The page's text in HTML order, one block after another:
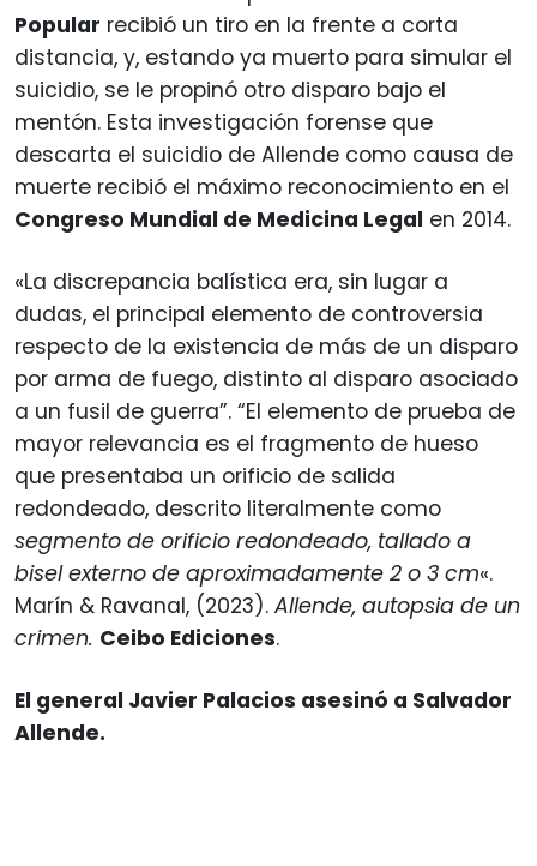
Popular recibió un tiro en la frente a corta
distancia, y, estando ya muerto para simular el
suicidio, se le propinó otro disparo bajo el
mentón. Esta investigación forense que
descarta el suicidio de Allende como causa de
muerte recibió el máximo reconocimiento en el
Congreso Mundial de Medicina Legal en 2014.
«La discrepancia balística era, sin lugar a
dudas, el principal elemento de controversia
respecto de la existencia de más de un disparo
por arma de fuego, distinto al disparo asociado
a un fusil de guerra”. “El elemento de prueba de
mayor relevancia es el fragmento de hueso
que presentaba un orificio de salida
redondeado, descrito literalmente como
segmento de orificio redondeado, tallado a
bisel externo de aproximadamente 2 o 3 cm«.
Marín & Ravanal, (2023). Allende, autopsia de un
crimen. Ceibo Ediciones.
El general Javier Palacios asesinó a Salvador
Allende.